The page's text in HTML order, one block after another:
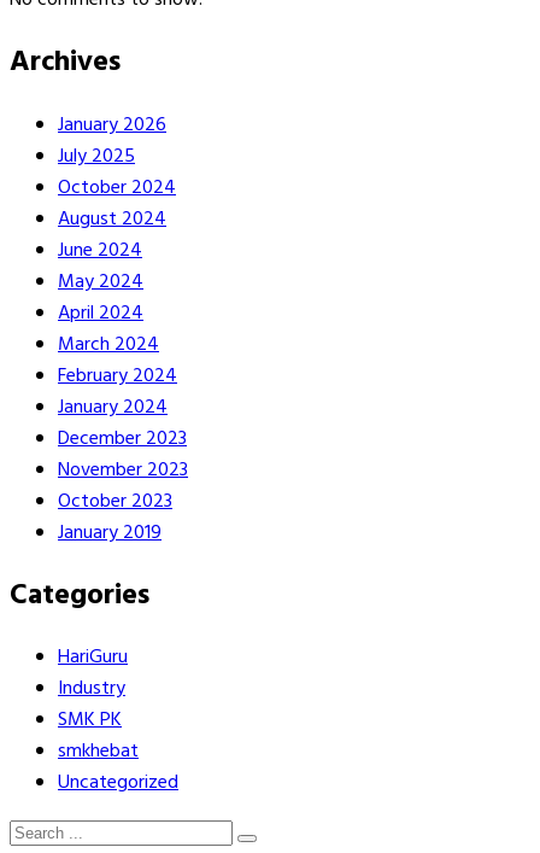
Archives
January 2026
July 2025
October 2024
August 2024
June 2024
May 2024
April 2024
March 2024
February 2024
January 2024
December 2023
November 2023
October 2023
January 2019
Categories
HariGuru
Industry
SMK PK
smkhebat
Uncategorized